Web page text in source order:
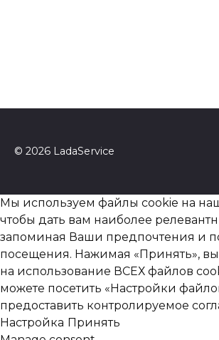
© 2026 LadaService
Мы используем файлы cookie на
чтобы дать вам наиболее
запоминая Ваши предпочтения и
посещения. Нажимая «Принять», вы
на использование ВСЕХ файлов
можете посетить «Настройки
предоставить контролируемое
Настройка Принять